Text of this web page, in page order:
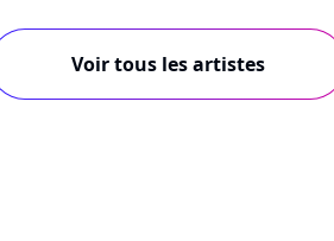
Voir tous les artistes